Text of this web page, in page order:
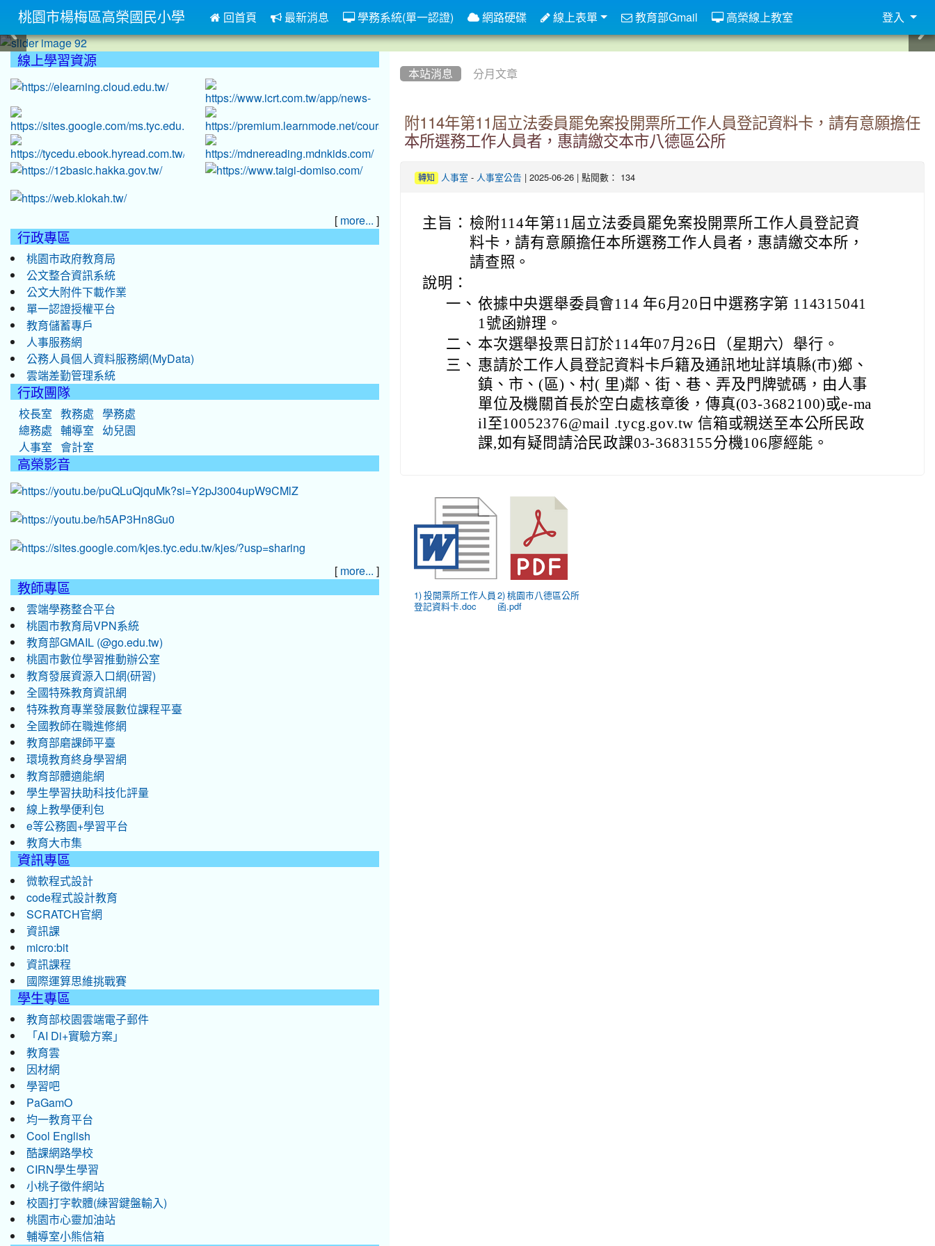
本站消息 分月文章
附114年第11屆立法委員罷免案投開票所工作人員登記資料卡，請有意願擔任
本所選務工作人員者，惠請繳交本市八德區公所
轉知 人事室 - 人事室公告 | 2025-06-26 | 點閱數： 134
主旨： 檢附114年第11屆立法委員罷免案投開票所工作人員登記資
料卡，請有意願擔任本所選務工作人員者，惠請繳交本所，
請查照。
說明：
一、 依據中央選舉委員會114 年6月20日中選務字第 114315041
1號函辦理。
二、 本次選舉投票日訂於114年07月26日（星期六）舉行。
三、 惠請於工作人員登記資料卡戶籍及通訊地址詳填縣(市)鄉、
鎮、市、(區)、村( 里)鄰、街、巷、弄及門牌號碼，由人事
單位及機關首長於空白處核章後，傳真(03-3682100)或e-ma
il至10052376@mail .tycg.gov.tw 信箱或親送至本公所民政
課,如有疑問請洽民政課03-3683155分機106廖經能。
1) 投開票所工作人員
登記資料卡.doc
2) 桃園市八德區公所
函.pdf
線上學習資源
[ more... ]
行政專區
桃園市政府教育局
公文整合資訊系統
公文大附件下載作業
單一認證授權平台
教育儲蓄專戶
人事服務網
公務人員個人資料服務網(MyData)
雲端差勤管理系統
行政團隊
校長室 教務處
學務處
總務處
輔導室
幼兒園
人事室
會計室
高榮影音
[ more... ]
教師專區
雲端學務整合平台
桃園市教育局VPN系統
教育部GMAIL (@go.edu.tw)
桃園市數位學習推動辦公室
教育發展資源入口網(研習)
全國特殊教育資訊網
特殊教育專業發展數位課程平臺
全國教師在職進修網
教育部磨課師平臺
環境教育終身學習網
教育部體適能網
學生學習扶助科技化評量
線上教學便利包
e等公務園+學習平台
教育大市集
資訊專區
微軟程式設計
code程式設計教育
SCRATCH官網
資訊課
micro:bit
資訊課程
國際運算思維挑戰賽
學生專區
教育部校園雲端電子郵件
「AI Di+實驗方案」
教育雲
因材網
學習吧
PaGamO
均一教育平台
Cool English
酷課網路學校
CIRN學生學習
小桃子徵件網站
校園打字軟體(練習鍵盤輸入)
桃園市心靈加油站
輔導室小熊信箱
桃園市楊梅區高榮國民小學 回首頁 最新消息 學務系統(單一認證) 網路硬碟 線上表單 教育部Gmail 高榮線上教室 登入